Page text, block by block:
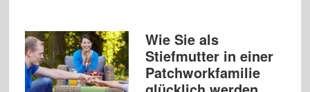
Wie Sie als
Stiefmutter in einer
Patchworkfamilie